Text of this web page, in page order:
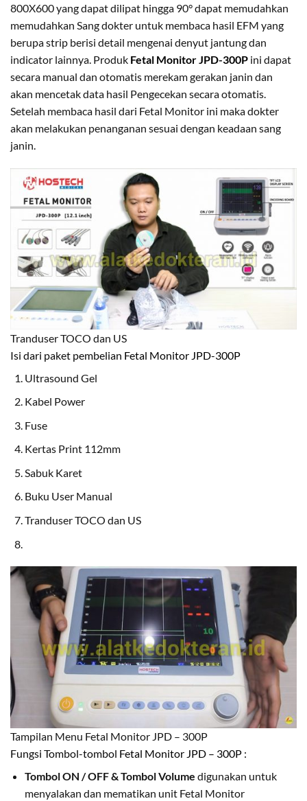
800X600 yang dapat dilipat hingga 90° dapat memudahkan
memudahkan Sang dokter untuk membaca hasil EFM yang
berupa strip berisi detail mengenai denyut jantung dan
indicator lainnya. Produk Fetal Monitor JPD-300P ini dapat
secara manual dan otomatis merekam gerakan janin dan
akan mencetak data hasil Pengecekan secara otomatis.
Setelah membaca hasil dari Fetal Monitor ini maka dokter
akan melakukan penanganan sesuai dengan keadaan sang
janin.
Tranduser TOCO dan US
Isi dari paket pembelian Fetal Monitor JPD-300P
Ultrasound Gel
Kabel Power
Fuse
Kertas Print 112mm
Sabuk Karet
Buku User Manual
Tranduser TOCO dan US
Tampilan Menu Fetal Monitor JPD – 300P
Fungsi Tombol-tombol Fetal Monitor JPD – 300P :
Tombol ON / OFF & Tombol Volume digunakan untuk
menyalakan dan mematikan unit Fetal Monitor